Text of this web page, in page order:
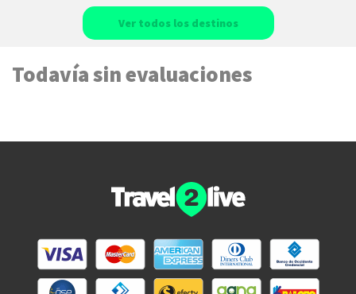
Ver todos los destinos
Todavía sin evaluaciones